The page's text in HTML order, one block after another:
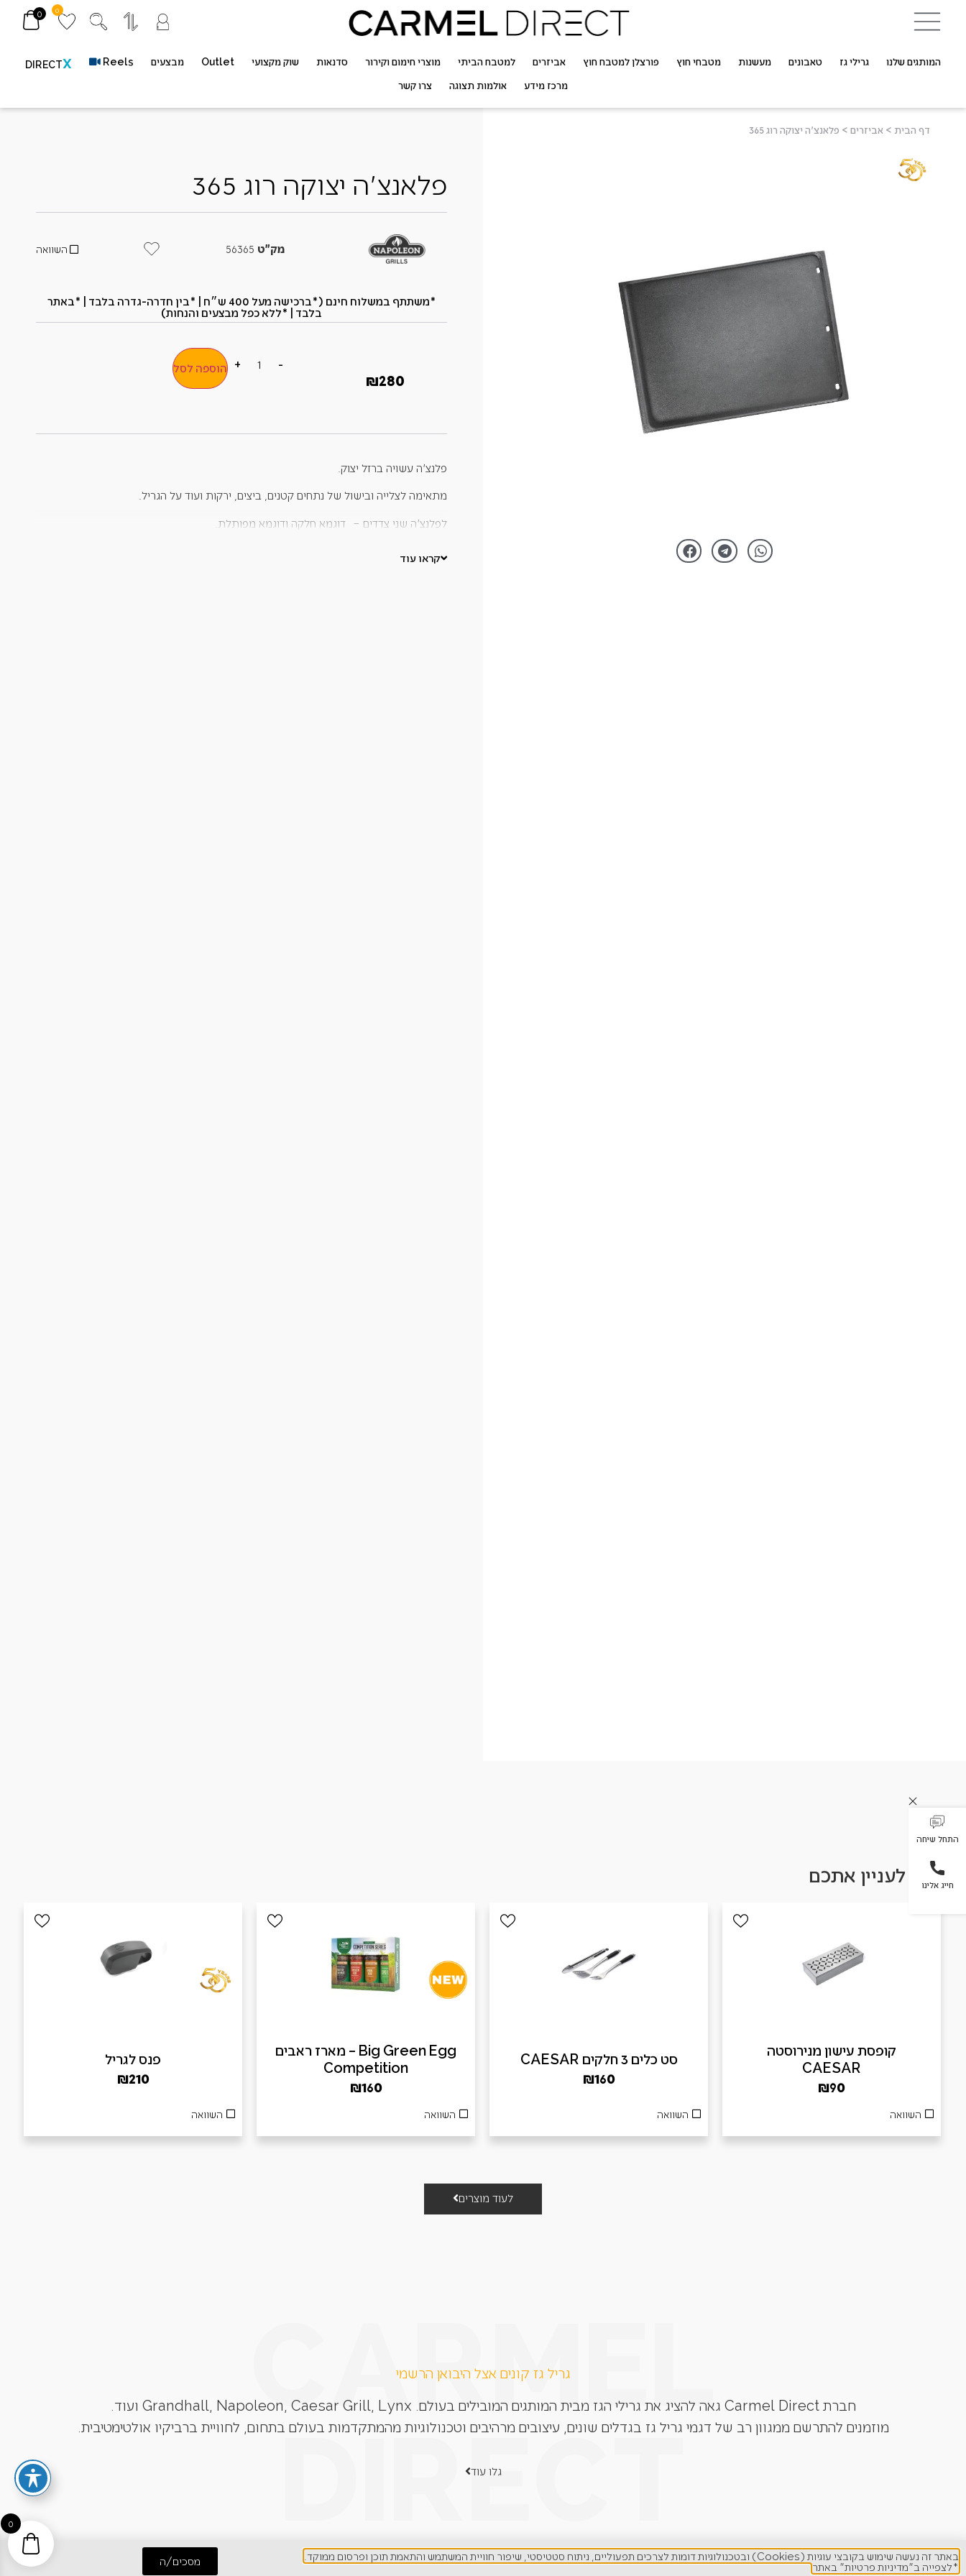
0
0
0
המותגים שלנו גרילי גז טאבונים מעשנות מטבחי חוץ פורצלן למטבח חוץ אביזרים למטבח הביתי מוצרי חימום וקירור סדנאות שוק מקצועי Outlet מבצעים Reels
DIRECTX
מרכז מידע אולמות תצוגה צרו קשר
התחל שיחה
חייג אלינו
דף הבית > אביזרים > פלאנצ'ה יצוקה רוג 365
פלאנצ'ה יצוקה רוג 365
מק"ט השוואה
*משתתף במשלוח חינם (*ברכישה מעל 400 ש״ח​ | *בין חדרה-גדרה בלבד | *באתר
בלבד | *ללא כפל מבצעים והנחות)
₪280
-
+ הוספה לסל
פלנצ'ה עשויה ברזל יצוק.
מתאימה לצלייה ובישול של נתחים קטנים, ביצים, ירקות ועוד על הגריל.
לפלנצ'ה שני צדדים – דוגמא חלקה ודוגמא מפותלת.
קראו עוד
עשוי לעניין אתכם
קופסת עישון מנירוסטה
CAESAR
₪90
השוואה
סט כלים 3 חלקים CAESAR
₪160
השוואה
Big Green Egg – מארז ראבים
Competition
₪160
השוואה
פנס לגריל
₪210
השוואה
לעוד מוצרים
גריל גז קונים אצל היבואן הרשמי
חברת Carmel Direct גאה להציג את גרילי הגז מבית המותגים המובילים בעולם. Grandhall, Napoleon, Caesar Grill, Lynx ועוד.
מוזמנים להתרשם ממגוון רב של דגמי גריל גז בגדלים שונים, עיצובים מרהיבים וטכנולוגיות מהמתקדמות בעולם בתחום, לחוויית ברביקיו אולטימטיבית.
גלו עוד
באתר זה נעשה שימוש בקובצי עוגיות (Cookies) ובטכנולוגיות דומות לצרכים תפעוליים, ניתוח סטטיסטי, שיפור חוויית המשתמש והתאמת תוכן ופרסום ממוקד.
*לצפייה ב"מדיניות פרטיות" באתר
מסכים/ה